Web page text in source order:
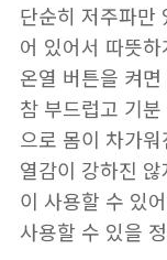
단순히 저주파만
어 있어서 따뜻
온열 버튼을 켜
참 부드럽고 기
으로 몸이 차가
열감이 강하진
이 사용할 수 있
사용할 수 있을